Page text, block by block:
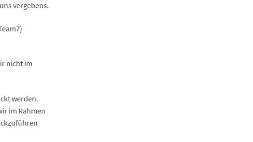
vergebens.
nicht im
werden.
im Rahmen